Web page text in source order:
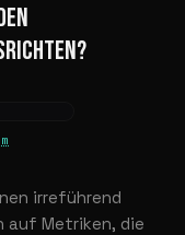
irreführend
auf Metriken, die